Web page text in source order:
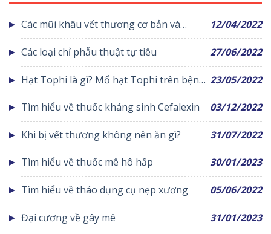
Các mũi khâu vết thương cơ bản và
nguyên tắc khi khâu vết thương
12/04/2022
Các loại chỉ phẫu thuật tự tiêu 27/06/2022
Hạt Tophi là gì? Mổ hạt Tophi trên bệnh
nhân bị bệnh Gout
23/05/2022
Tìm hiểu về thuốc kháng sinh Cefalexin 03/12/2022
Khi bị vết thương không nên ăn gì? 31/07/2022
Tìm hiểu về thuốc mê hô hấp 30/01/2023
Tìm hiểu về tháo dụng cụ nẹp xương 05/06/2022
Đại cương về gây mê 31/01/2023